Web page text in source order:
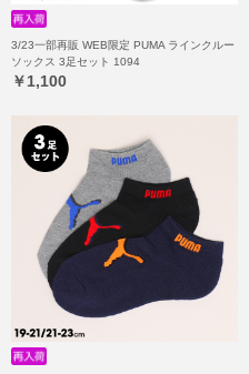
3/23一部再販 WEB限定 PUMA ラインクルー
ソックス 3足セット 1094
￥1,100